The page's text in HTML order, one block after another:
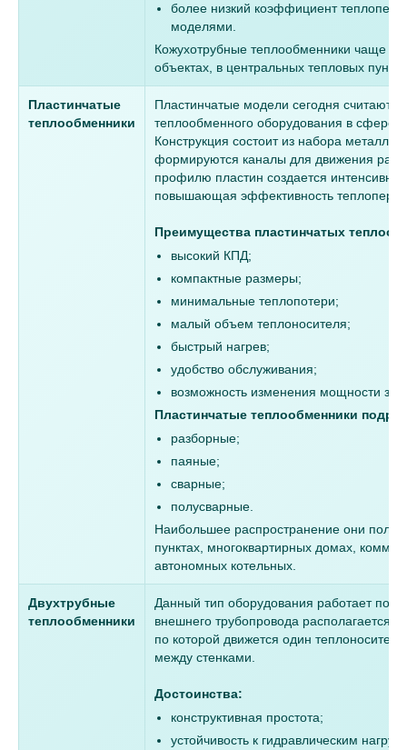
более низкий коэффициент
моделями.
Кожухотрубные теплообменники чаще
объектах, в центральных тепловых
Пластинчатые
теплообменники
Пластинчатые модели сегодня
теплообменного оборудования в сфере
Конструкция состоит из набора
формируются каналы для движения
профилю пластин создается
повышающая эффективность
Преимущества пластинчатых
высокий КПД;
компактные размеры;
минимальные теплопотери;
малый объем теплоносителя;
быстрый нагрев;
удобство обслуживания;
возможность изменения мощности за
Пластинчатые теплообменники
разборные;
паяные;
сварные;
полусварные.
Наибольшее распространение они
пунктах, многоквартирных домах,
автономных котельных.
Двухтрубные
теплообменники
Данный тип оборудования работает по
внешнего трубопровода располагается
по которой движется один
между стенками.
Достоинства:
конструктивная простота;
устойчивость к гидравлическим